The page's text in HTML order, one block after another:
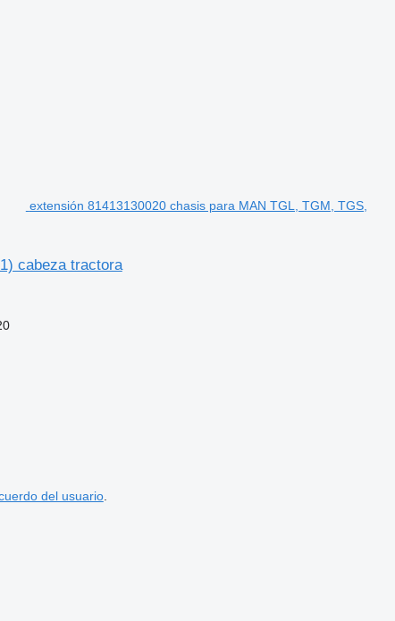
extensión 81413130020 chasis para MAN TGL, TGM, TGS,
cabeza tractora
del usuario.